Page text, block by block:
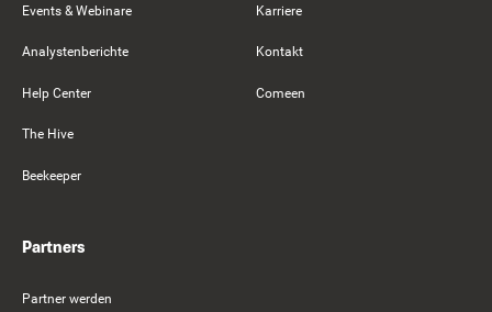
Events & Webinare
Analystenberichte
Help Center
The Hive
Beekeeper
Karriere
Kontakt
Comeen
Partners
Partner werden